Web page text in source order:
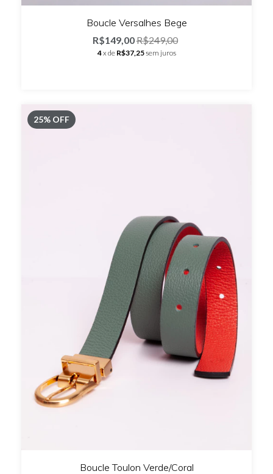
Boucle Versalhes Bege
R$149,00R$249,00
4x de R$37,25sem juros
25% OFF
Boucle Toulon Verde/Coral